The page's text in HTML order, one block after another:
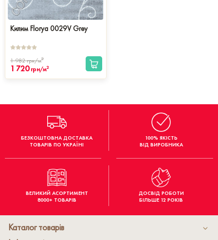
Килим Florya 0029V Grey
1 982грн/м2
1 720 грн/м2
БЕЗКОШТОВНА ДОСТАВКА
ТОВАРІВ ПО УКРАЇНІ
100% ЯКІСТЬ
ВІД ВИРОБНИКА
ВЕЛИКИЙ АСОРТИМЕНТ
8000+ ТОВАРІВ
ДОСВІД РОБОТИ
БІЛЬШЕ 12 РОКІВ
Каталог товарів